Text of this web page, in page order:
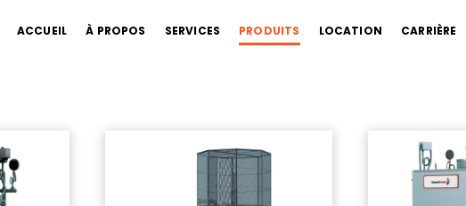
ACCUEIL À PROPOS SERVICES PRODUITS LOCATION CARRIÈRE